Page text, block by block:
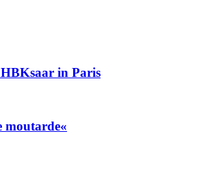
in Paris
moutarde«